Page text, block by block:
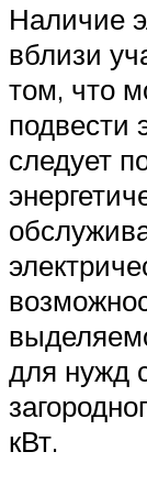
Наличие
вблизи
том, что
подвести
следует
для нужд
кВт.